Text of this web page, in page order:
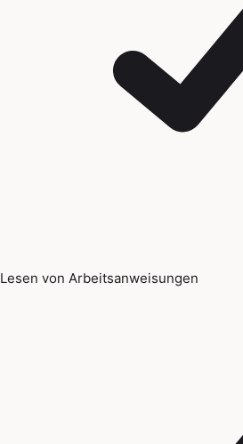
Lesen von Arbeitsanweisungen